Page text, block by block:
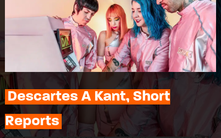
Descartes A Kant, Short
Reports